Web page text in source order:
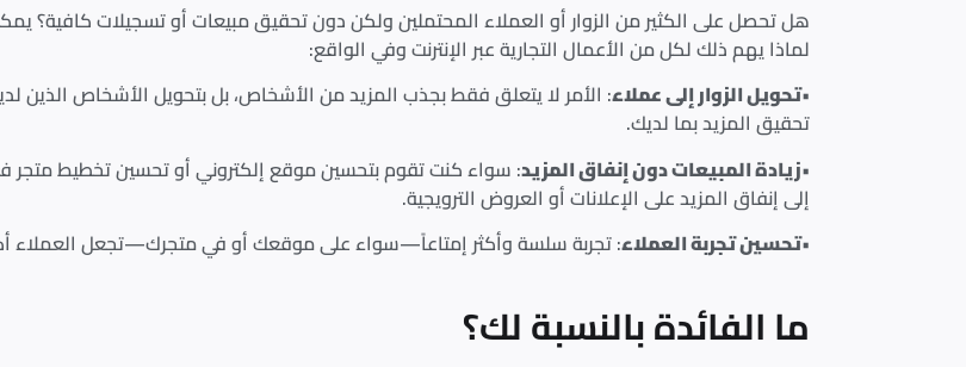
لماذا يهم ذلك لكل من الأعمال التجارية عبر الإنترنت وفي الواقع:
•تحويل الزوار إلى عملاء
تحقيق المزيد بما لديك.
•زيادة المبيعات دون إنفاق المزيد
إلى إنفاق المزيد على الإعلانات أو العروض الترويجية.
•تحسين تجربة العملاء: تجربة سلسة وأكثر إمتاعاً—سواء على موقعك أو في متجرك—تجعل العملاء
ما الفائدة بالنسبة لك؟